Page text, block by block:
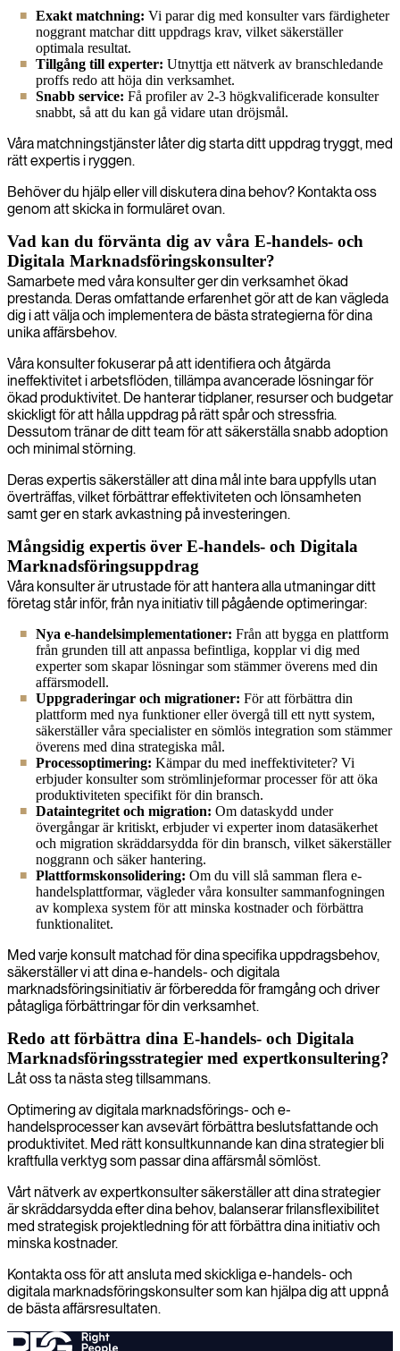
Exakt matchning: Vi parar dig med konsulter vars färdigheter
noggrant matchar ditt uppdrags krav, vilket säkerställer
optimala resultat.
Tillgång till experter: Utnyttja ett nätverk av branschledande
proffs redo att höja din verksamhet.
Snabb service: Få profiler av 2-3 högkvalificerade konsulter
snabbt, så att du kan gå vidare utan dröjsmål.
Våra matchningstjänster låter dig starta ditt uppdrag tryggt, med
rätt expertis i ryggen.
Behöver du hjälp eller vill diskutera dina behov? Kontakta oss
genom att skicka in formuläret ovan.
Vad kan du förvänta dig av våra E-handels- och
Digitala Marknadsföringskonsulter?
Samarbete med våra konsulter ger din verksamhet ökad
prestanda. Deras omfattande erfarenhet gör att de kan vägleda
dig i att välja och implementera de bästa strategierna för dina
unika affärsbehov.
Våra konsulter fokuserar på att identifiera och åtgärda
ineffektivitet i arbetsflöden, tillämpa avancerade lösningar för
ökad produktivitet. De hanterar tidplaner, resurser och budgetar
skickligt för att hålla uppdrag på rätt spår och stressfria.
Dessutom tränar de ditt team för att säkerställa snabb adoption
och minimal störning.
Deras expertis säkerställer att dina mål inte bara uppfylls utan
överträffas, vilket förbättrar effektiviteten och lönsamheten
samt ger en stark avkastning på investeringen.
Mångsidig expertis över E-handels- och Digitala
Marknadsföringsuppdrag
Våra konsulter är utrustade för att hantera alla utmaningar ditt
företag står inför, från nya initiativ till pågående optimeringar:
Nya e-handelsimplementationer: Från att bygga en plattform
från grunden till att anpassa befintliga, kopplar vi dig med
experter som skapar lösningar som stämmer överens med din
affärsmodell.
Uppgraderingar och migrationer: För att förbättra din
plattform med nya funktioner eller övergå till ett nytt system,
säkerställer våra specialister en sömlös integration som stämmer
överens med dina strategiska mål.
Processoptimering: Kämpar du med ineffektiviteter? Vi
erbjuder konsulter som strömlinjeformar processer för att öka
produktiviteten specifikt för din bransch.
Dataintegritet och migration: Om dataskydd under
övergångar är kritiskt, erbjuder vi experter inom datasäkerhet
och migration skräddarsydda för din bransch, vilket säkerställer
noggrann och säker hantering.
Plattformskonsolidering: Om du vill slå samman flera e-
handelsplattformar, vägleder våra konsulter sammanfogningen
av komplexa system för att minska kostnader och förbättra
funktionalitet.
Med varje konsult matchad för dina specifika uppdragsbehov,
säkerställer vi att dina e-handels- och digitala
marknadsföringsinitiativ är förberedda för framgång och driver
påtagliga förbättringar för din verksamhet.
Redo att förbättra dina E-handels- och Digitala
Marknadsföringsstrategier med expertkonsultering?
Låt oss ta nästa steg tillsammans.
Optimering av digitala marknadsförings- och e-
handelsprocesser kan avsevärt förbättra beslutsfattande och
produktivitet. Med rätt konsultkunnande kan dina strategier bli
kraftfulla verktyg som passar dina affärsmål sömlöst.
Vårt nätverk av expertkonsulter säkerställer att dina strategier
är skräddarsydda efter dina behov, balanserar frilansflexibilitet
med strategisk projektledning för att förbättra dina initiativ och
minska kostnader.
Kontakta oss för att ansluta med skickliga e-handels- och
digitala marknadsföringskonsulter som kan hjälpa dig att uppnå
de bästa affärsresultaten.